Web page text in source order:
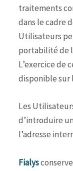
traitements
dans le cadre
Utilisateurs
portabilité de
L’exercice de
disponible sur
Les
d’introduire
l’adresse
Fialys